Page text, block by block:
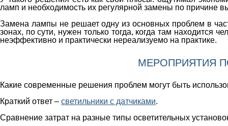
ламп и необходимость их регулярной замены по причине
Замена лампы не решает одну из основных проблем в
зонах, по сути, нужен только тогда, когда там находится
неэффективно и практически нереализуемо на практике.
МЕРОПРИЯТИЯ
Какие современные решения проблем могут быть
Краткий ответ – светильники с датчиками.
Сравнение затрат на разные типы осветительных